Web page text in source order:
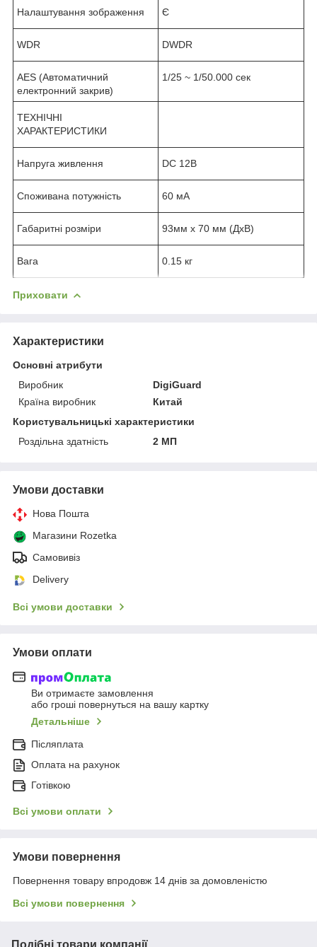
Налаштування зображення Є
WDR DWDR
AES (Автоматичний
електронний закрив)
1/25 ~ 1/50.000 сек
ТЕХНІЧНІ
ХАРАКТЕРИСТИКИ
Напруга живлення DC 12В
Споживана потужність 60 мА
Габаритні розміри 93мм х 70 мм (ДхВ)
Вага 0.15 кг
Приховати
Характеристики
Основні атрибути
Виробник
DigiGuard
Країна виробник
Китай
Користувальницькі характеристики
Роздільна здатність
2 МП
Умови доставки
Нова Пошта
Магазини Rozetka
Самовивіз
Delivery
Всі умови доставки
Умови оплати
Ви отримаєте замовлення
або гроші повернуться на вашу картку
Детальніше
Післяплата
Оплата на рахунок
Готівкою
Всі умови оплати
Умови повернення
Повернення товару впродовж 14 днів за домовленістю
Всі умови повернення